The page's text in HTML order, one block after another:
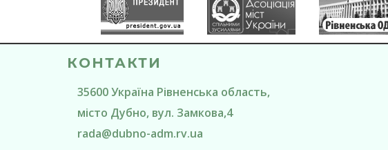
КОНТАКТИ
35600Україна Рівненська область,
місто Дубно, вул. Замкова,4
rada@dubno-adm.rv.ua